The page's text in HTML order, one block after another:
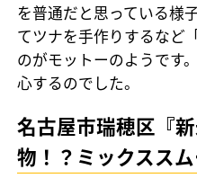
を普通だと思っている様
てツナを手作りするなど
のがモットーのようです
心するのでした。
名古屋市瑞穂区『
物！？ミックスス